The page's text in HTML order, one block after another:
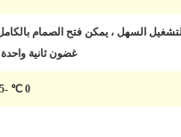
السهل ، يمكن فتح الصمام
غضون ثانية واحدة
0 ℃ -55 ℃